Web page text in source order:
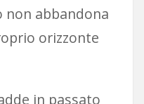
abbandona
orizzonte
in passato